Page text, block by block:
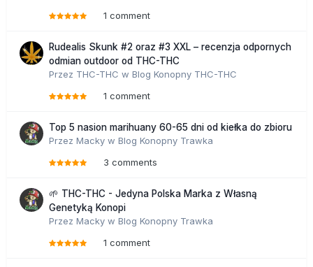
1 comment
Rudealis Skunk #2 oraz #3 XXL – recenzja odpornych
odmian outdoor od THC-THC
Przez THC-THC w Blog Konopny THC-THC
1 comment
Top 5 nasion marihuany 60-65 dni od kiełka do zbioru
Przez Macky w Blog Konopny Trawka
3 comments
🌱 THC-THC - Jedyna Polska Marka z Własną
Genetyką Konopi
Przez Macky w Blog Konopny Trawka
1 comment